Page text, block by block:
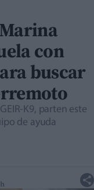
con
buscar
K9, parten este
de ayuda